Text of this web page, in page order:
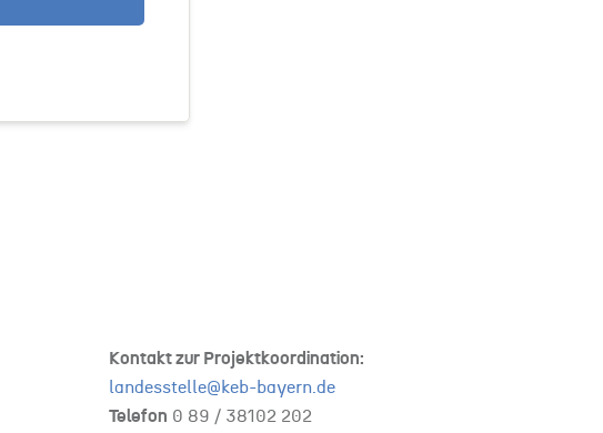
Kontakt zur Projektkoordination:
landesstelle@keb-bayern.de
Telefon 0 89 / 38102 202